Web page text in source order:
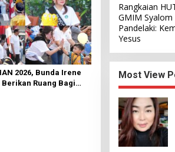
2026, Bunda Irene
Ruang Bagi
Rangkaian
GMIM
Pandelaki:
Yesus
Most View